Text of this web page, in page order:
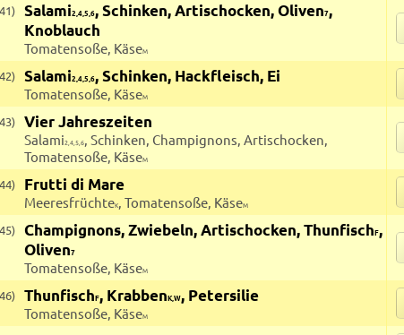
Salami2,4,5,6, Schinken, Artischocken, Oliven7,
Knoblauch
Tomatensoße, KäseM
Salami2,4,5,6, Schinken, Hackfleisch, Ei
Tomatensoße, KäseM
Vier Jahreszeiten
Salami2,4,5,6, Schinken, Champignons, Artischocken,
Tomatensoße, KäseM
Frutti di Mare
MeeresfrüchteK, Tomatensoße, KäseM
Champignons, Zwiebeln, Artischocken, ThunfischF,
Oliven7
Tomatensoße, KäseM
ThunfischF, KrabbenK,W, Petersilie
Tomatensoße, KäseM